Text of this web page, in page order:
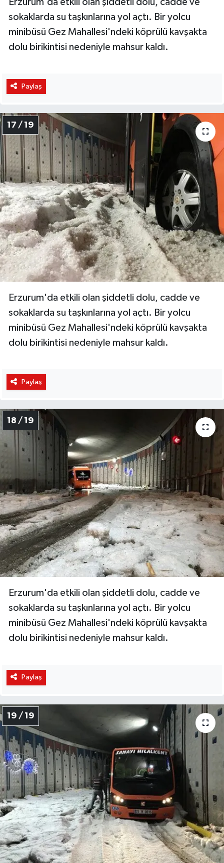
sokaklarda su taşkınlarına yol açtı. Bir yolcu
minibüsü Gez Mahallesi'ndeki köprülü kavşakta
dolu birikintisi nedeniyle mahsur kaldı.
Paylaş
17 / 19
Erzurum'da etkili olan şiddetli dolu, cadde ve
sokaklarda su taşkınlarına yol açtı. Bir yolcu
minibüsü Gez Mahallesi'ndeki köprülü kavşakta
dolu birikintisi nedeniyle mahsur kaldı.
Paylaş
18 / 19
Erzurum'da etkili olan şiddetli dolu, cadde ve
sokaklarda su taşkınlarına yol açtı. Bir yolcu
minibüsü Gez Mahallesi'ndeki köprülü kavşakta
dolu birikintisi nedeniyle mahsur kaldı.
Paylaş
19 / 19